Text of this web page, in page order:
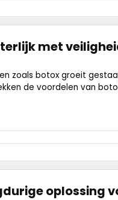
met
zoals botox groeit
de voordelen van
oplossing